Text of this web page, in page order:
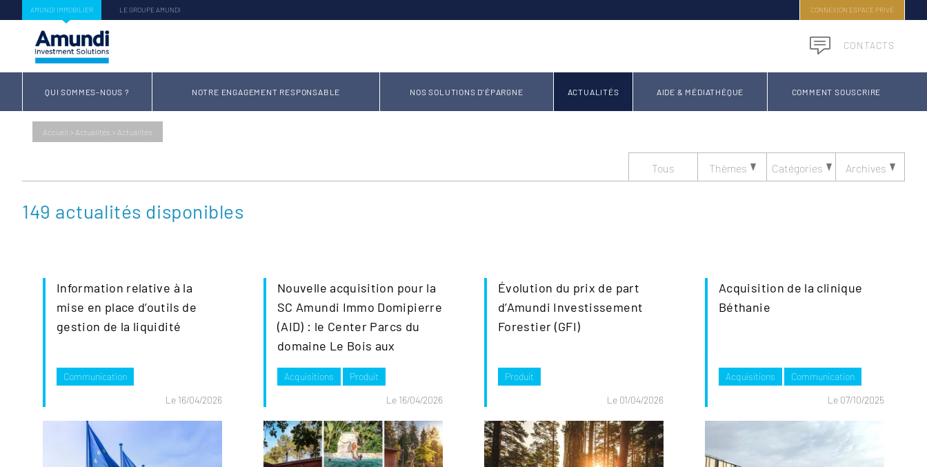
AMUNDI IMMOBILIER LE GROUPE AMUNDI CONNEXION ESPACE PRIVÉ
CONTACTS
QUI SOMMES-NOUS ? NOTRE ENGAGEMENT RESPONSABLE NOS SOLUTIONS D'ÉPARGNE ACTUALITÉS AIDE & MÉDIATHÈQUE COMMENT SOUSCRIRE
Accueil > Actualités > Actualites
Tous Thèmes Catégories Archives
149 actualités disponibles
Information relative à la
mise en place d’outils de
gestion de la liquidité
Communication
Le 16/04/2026
Nouvelle acquisition pour la
SC Amundi Immo Domipierre
(AID) : le Center Parcs du
domaine Le Bois aux
Daims...
Acquisitions
Produit
Le 16/04/2026
Évolution du prix de part
d’Amundi Investissement
Forestier (GFI)
Produit
Le 01/04/2026
Acquisition de la clinique
Béthanie
Acquisitions
Communication
Le 07/10/2025